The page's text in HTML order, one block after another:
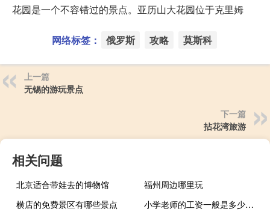
花园是一个不容错过的景点。亚历山大花园位于克里姆
网络标签： 俄罗斯 攻略 莫斯科
上一篇
无锡的游玩景点
下一篇
拈花湾旅游
相关问题
北京适合带娃去的博物馆
福州周边哪里玩
横店的免费景区有哪些景点
小学老师的工资一般是多少钱一个月